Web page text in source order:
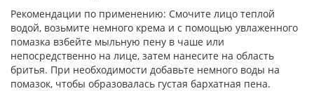
Рекомендации по применению: Смочите лицо теплой
водой, возьмите немного крема и с помощью увлаженного
помазка взбейте мыльную пену в чаше или
непосредственно на лице, затем нанесите на область
бритья. При необходимости добавьте немного воды на
помазок, чтобы образовалась густая бархатная пена.